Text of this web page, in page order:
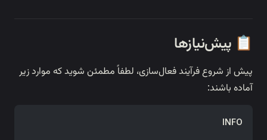
فعال‌سازی، لطفاً مطمئن شوید که موارد زیر